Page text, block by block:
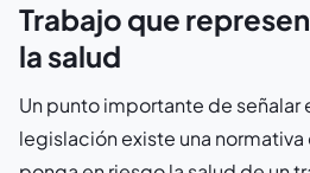
Trabajo que
la salud
Un punto importante de señalar
legislación existe una